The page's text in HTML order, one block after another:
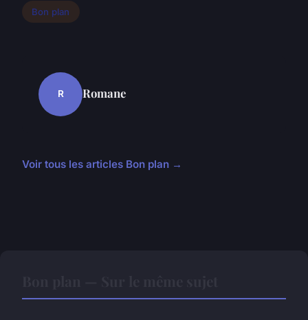
Bon plan
R Romane
Voir tous les articles Bon plan →